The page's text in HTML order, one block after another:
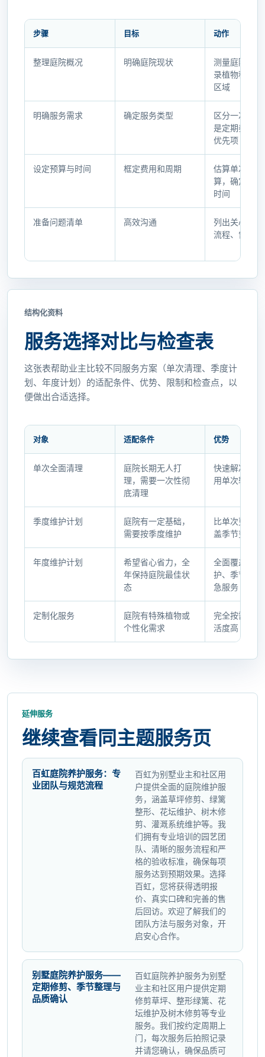
询
清
单
步骤 目标 动作
整理庭院概况 明确庭院现状
测量庭院面
录植物种类
区域
明确服务需求 确定服务类型
区分一次性
是定期养护
优先项
设定预算与时间 框定费用和周期
估算单次或
算，确定期
时间
准备问题清单 高效沟通
列出关心的
流程、售后
结构化资料
服务选择对比与检查表
这张表帮助业主比较不同服务方案（单次清理、季度计
划、年度计划）的适配条件、优势、限制和检查点，以
便做出合适选择。
对
与
对象 适配条件 优势
单次全面清理
庭院长期无人打
理，需要一次性彻
底清理
快速解决问
用单次较低
季度维护计划
庭院有一定基础，
需要按季度维护
比单次更系
盖季节变化
年度维护计划
希望省心省力，全
年保持庭院最佳状
态
全面覆盖定期
护、季节整
急服务
定制化服务
庭院有特殊植物或
个性化需求
完全按需定
活度高
延伸服务
继续查看同主题服务页
百虹庭院养护服务：专
业团队与规范流程
百虹为别墅业主和社区用
户提供全面的庭院维护服
务，涵盖草坪修剪、绿篱
整形、花坛维护、树木修
剪、灌溉系统维护等。我
们拥有专业培训的园艺团
队、清晰的服务流程和严
格的验收标准，确保每项
服务达到预期效果。选择
百虹，您将获得透明报
价、真实口碑和完善的售
后回访。欢迎了解我们的
团队方法与服务对象，开
启安心合作。
别墅庭院养护服务——
定期修剪、季节整理与
品质确认
百虹庭院养护服务为别墅
业主和社区用户提供定期
修剪草坪、整形绿篱、花
坛维护及树木修剪等专业
服务。我们按约定周期上
门，每次服务后拍照记录
并请您确认，确保品质可